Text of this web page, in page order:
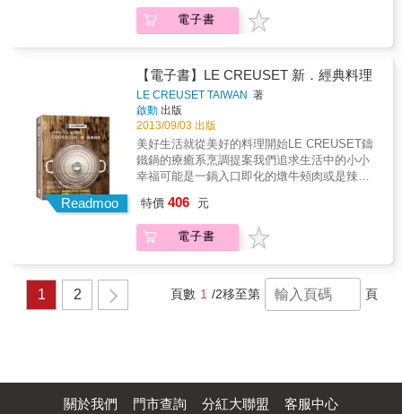
鳥也能輕鬆上手，是廚房必備的料理聖經。
精美清晰，文字說明簡明扼要。文圖相輔相
成，讓所有人都能輕鬆上手。 & 分量、備料時
間、烹煮時間：讓料理者者便於掌握分量，並
目瞭然，準備起來更方便。 私房小祕訣：提供
超實用料理小訣竅，讓料理更完美。 貼心小提
示：提供料理過程須注意的小細節與實用建
議。 本書特色 1.收錄 500道世界知名傳統料
理，從簡單到複雜，一網打盡。 2.3000張全俯
瞰料理步驟分解圖，解構每個料理步驟，詳細
呈現烹煮階段，一看就會！ 3.從前菜到甜點，
全。 4.料理包羅萬象，千變萬化，極具異國色
彩。 5.提供「超實用小祕訣」，讓料理更完
美。 6.一目瞭然，達成度高，實用百分百，菜
春捲．．．等等，一共500道。另外也提供超實
用料理小祕訣、食用建議、注意事項，提高料
方式非常的棒，以圖片分解每個不同料理階
段，步驟解說一個接一個，就連初學的外行
人，都能一目瞭然！某些異國餐點，更是充滿
當地色彩。 ★書中料理變化萬千、極為美味，
講解清晰，讓所有人都能輕鬆上手。全書一共
有3000張步驟圖，尤其是對廚房新手而言，按
部就班地呈現烹煮的各個階段，相當有幫助。
★精緻又簡易的食譜，除了家常菜，還有能端
出來的宴客菜，能激發出用餐者的胃口與好奇
圖：按部就班完整呈現每個步驟的過程，圖片
精美清晰，文字說明簡明扼要。文圖相輔相
成，讓所有人都能輕鬆上手。 & 分量、備料時
間、烹煮時間：讓料理者者便於掌握分量，並
有效評估烹調時間。 食材全圖示：料理食材一
目瞭然，準備起來更方便。 私房小祕訣：提供
瞰料理步驟分解圖，解構每個料理步驟，詳細
呈現烹煮階段，一看就會！ 3.從前菜到甜點，
電子書
Readmoo
【電子書】LE CREUSET 新．經典料理
LE CREUSET TAIWAN 著
啟動 出版
2013/09/03 出版
美好生活就從美好的料理開始LE CREUSET鑄
鐵鍋的療癒系烹調提案我們追求生活中的小小
幸福可能是一鍋入口即化的燉牛頰肉或是辣得
滑順的櫻桃提拉米蘇少不了的還有法國工匠製
作手工打造的絕美鑄鐵鍋以及陪伴在身邊一同
享用這些美食生命中重要的家人、朋友、愛人
首先研究食譜擬定菜單，接著上市場採買新鮮
蔬果魚肉食材，回家後仔細清洗、備料、用自
上桌，搭配著這些年出國旅行時搜集回來的可
愛餐具，開瓶好酒，以及總是能令你放鬆的愉
特價 406 元
電子書
1 2 頁數 1 /2移至第 頁
關於我們 門市查詢 分紅大聯盟 客服中心